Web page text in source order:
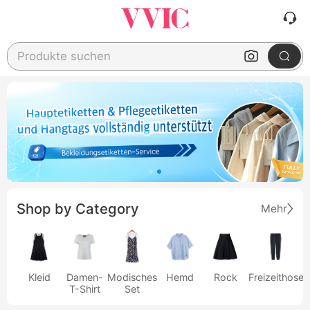
Produkte suchen
Shop by Category Mehr
Kleid
Damen-
T-Shirt
Modisches
Set
Hemd Rock Freizeithose